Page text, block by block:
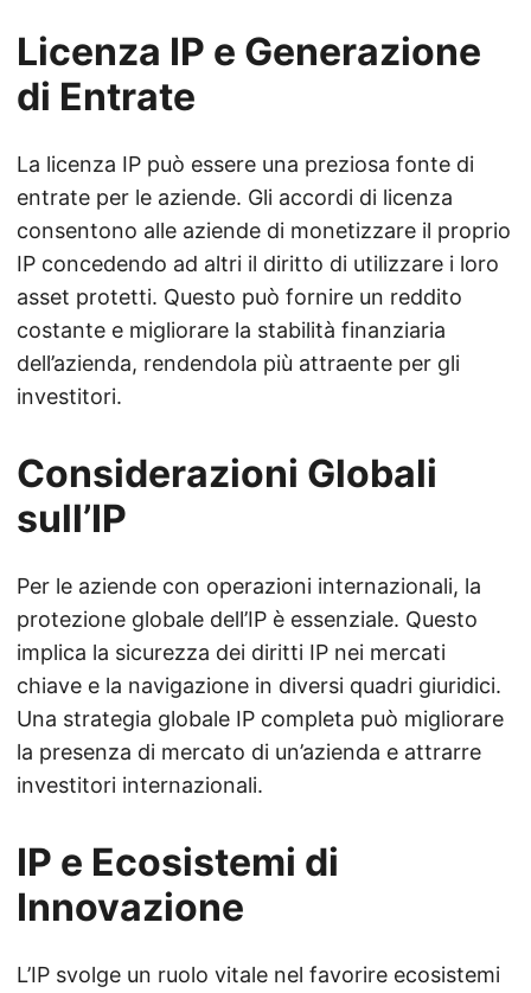
Licenza IP e Generazione
di Entrate
La licenza IP può essere una preziosa fonte di
entrate per le aziende. Gli accordi di licenza
consentono alle aziende di monetizzare il proprio
IP concedendo ad altri il diritto di utilizzare i loro
asset protetti. Questo può fornire un reddito
costante e migliorare la stabilità finanziaria
dell’azienda, rendendola più attraente per gli
investitori.
Considerazioni Globali
sull’IP
Per le aziende con operazioni internazionali, la
protezione globale dell’IP è essenziale. Questo
implica la sicurezza dei diritti IP nei mercati
chiave e la navigazione in diversi quadri giuridici.
Una strategia globale IP completa può migliorare
la presenza di mercato di un’azienda e attrarre
investitori internazionali.
IP e Ecosistemi di
Innovazione
L’IP svolge un ruolo vitale nel favorire ecosistemi